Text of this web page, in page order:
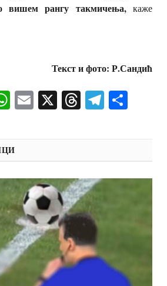
вишем рангу такмичења,каже
и фото: Р.Сандић
WhatsApp
Email
X Threads